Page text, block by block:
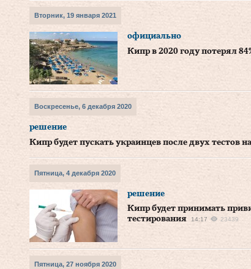
Вторник, 19 января 2021
официально
Кипр в 2020 году потерял
Воскресенье, 6 декабря 2020
решение
Кипр будет пускать украинцев после двух тестов
Пятница, 4 декабря 2020
решение
Кипр будет принимать
тестирования
14:17 23439
Пятница, 27 ноября 2020